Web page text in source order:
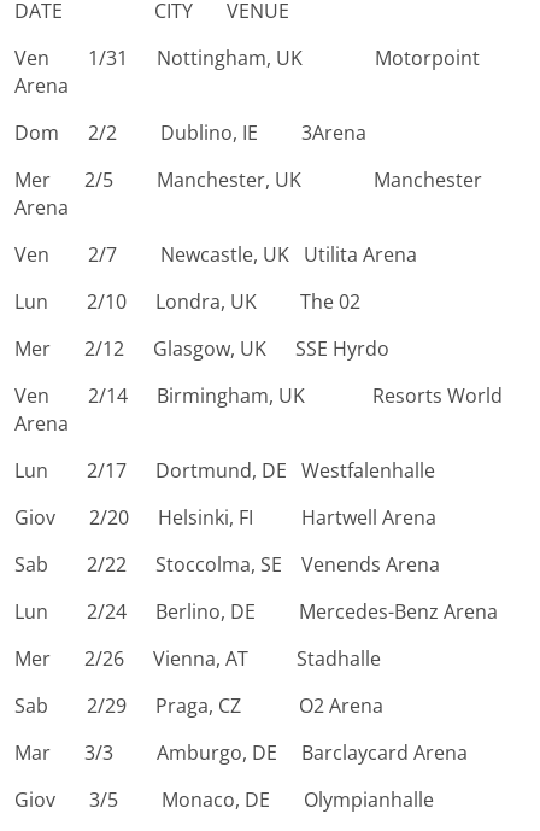
DATE CITY VENUE
Ven 1/31 Nottingham, UK Motorpoint
Arena
Dom 2/2 Dublino, IE 3Arena
Mer 2/5 Manchester, UK Manchester
Arena
Ven 2/7 Newcastle, UK Utilita Arena
Lun 2/10 Londra, UK The 02
Mer 2/12 Glasgow, UK SSE Hyrdo
Ven 2/14 Birmingham, UK Resorts World
Arena
Lun 2/17 Dortmund, DE Westfalenhalle
Giov 2/20 Helsinki, FI Hartwell Arena
Sab 2/22 Stoccolma, SE Venends Arena
Lun 2/24 Berlino, DE Mercedes-Benz Arena
Mer 2/26 Vienna, AT Stadhalle
Sab 2/29 Praga, CZ O2 Arena
Mar 3/3 Amburgo, DE Barclaycard Arena
Giov 3/5 Monaco, DE Olympianhalle